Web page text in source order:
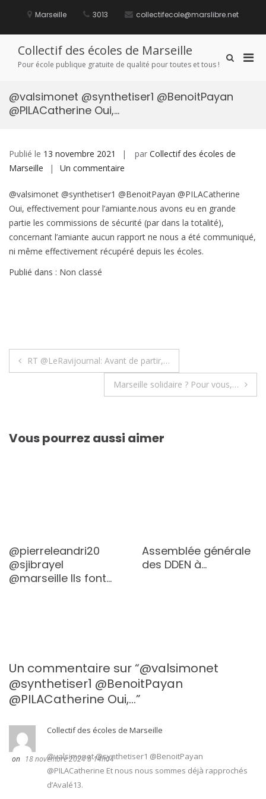
Marseille 3013 collectifecole@marslibre.net
Collectif des écoles de Marseille
Pour école publique gratuite de qualité pour toutes et tous !
Afficher
recherche
@valsimonet @synthetiser1 @BenoitPayan
@PILACatherine Oui,…
Publié le 13 novembre 2021 par Collectif des écoles de
Marseille
Un commentaire
@synthetiser1
@BenoitPayan
@PILACatherine
Oui,
…
@valsimonet @synthetiser1 @BenoitPayan @PILACatherine
Oui, effectivement pour l’amiante.nous avons eu en grande
partie les commissions de sécurité (par dans la totalité),
concernant l’amiante aucun rapport ne nous a été communiqué,
ni même effectivement récupéré depuis les écoles.
Publié dans : Non classé
Navigation
RT @LeRavijournal: Avant de partir,…
Marseille solidaire ? Pour vous,…
Vous pourrez aussi aimer
@pierreleandri20
@sjibrayel
@marseille Ils font…
Assemblée générale
des DDEN à…
Un commentaire sur “@valsimonet
@synthetiser1 @BenoitPayan
@PILACatherine Oui,…”
Collectif des écoles de Marseille
18 novembre 2024 à 14h04
@valsimonet @synthetiser1 @BenoitPayan
@PILACatherine Et nous nous sommes déjà rapprochés
d’Avalé13.